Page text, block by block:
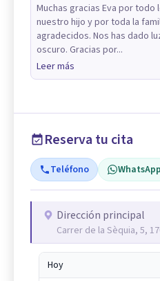
Muchas gracias Eva por todo
nuestro hijo y por toda la
agradecidos. Nos has dado
oscuro. Gracias por...
Leer más
Reserva tu cita
Teléfono WhatsApp
Dirección principal
Carrer de la Sèquia, 5,
Hoy